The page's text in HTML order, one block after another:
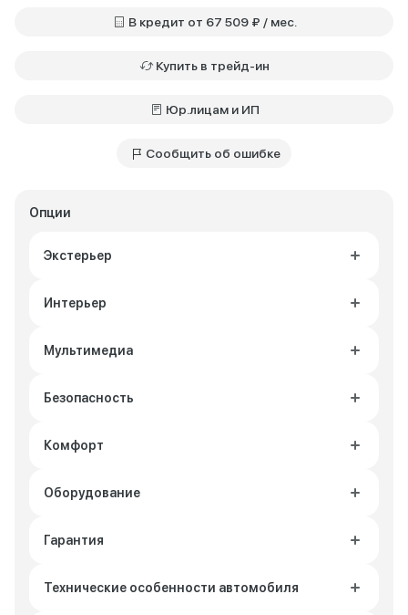
Опции
Экстерьер
Интерьер
Мультимедиа
Безопасность
Комфорт
Оборудование
Гарантия
Технические особенности автомобиля
В кредит от 67 509 ₽ / мес.
Купить в трейд-ин
Юр.лицам и ИП
Сообщить об ошибке